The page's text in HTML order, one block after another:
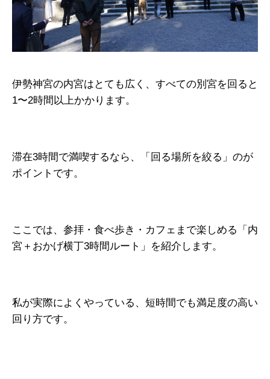
伊勢神宮の内宮はとても広く、すべての別宮を回ると
1〜2時間以上かかります。
滞在3時間で満喫するなら、「回る場所を絞る」のが
ポイントです。
ここでは、参拝・食べ歩き・カフェまで楽しめる「内
宮＋おかげ横丁3時間ルート」を紹介します。
私が実際によくやっている、短時間でも満足度の高い
回り方です。